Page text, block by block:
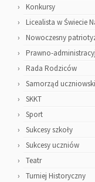
Konkursy
Licealista w Świecie
Nowoczesny
Prawno-
Rada Rodziców
Samorząd uczniowski
SKKT
Sport
Sukcesy szkoły
Sukcesy uczniów
Teatr
Turniej Historyczny